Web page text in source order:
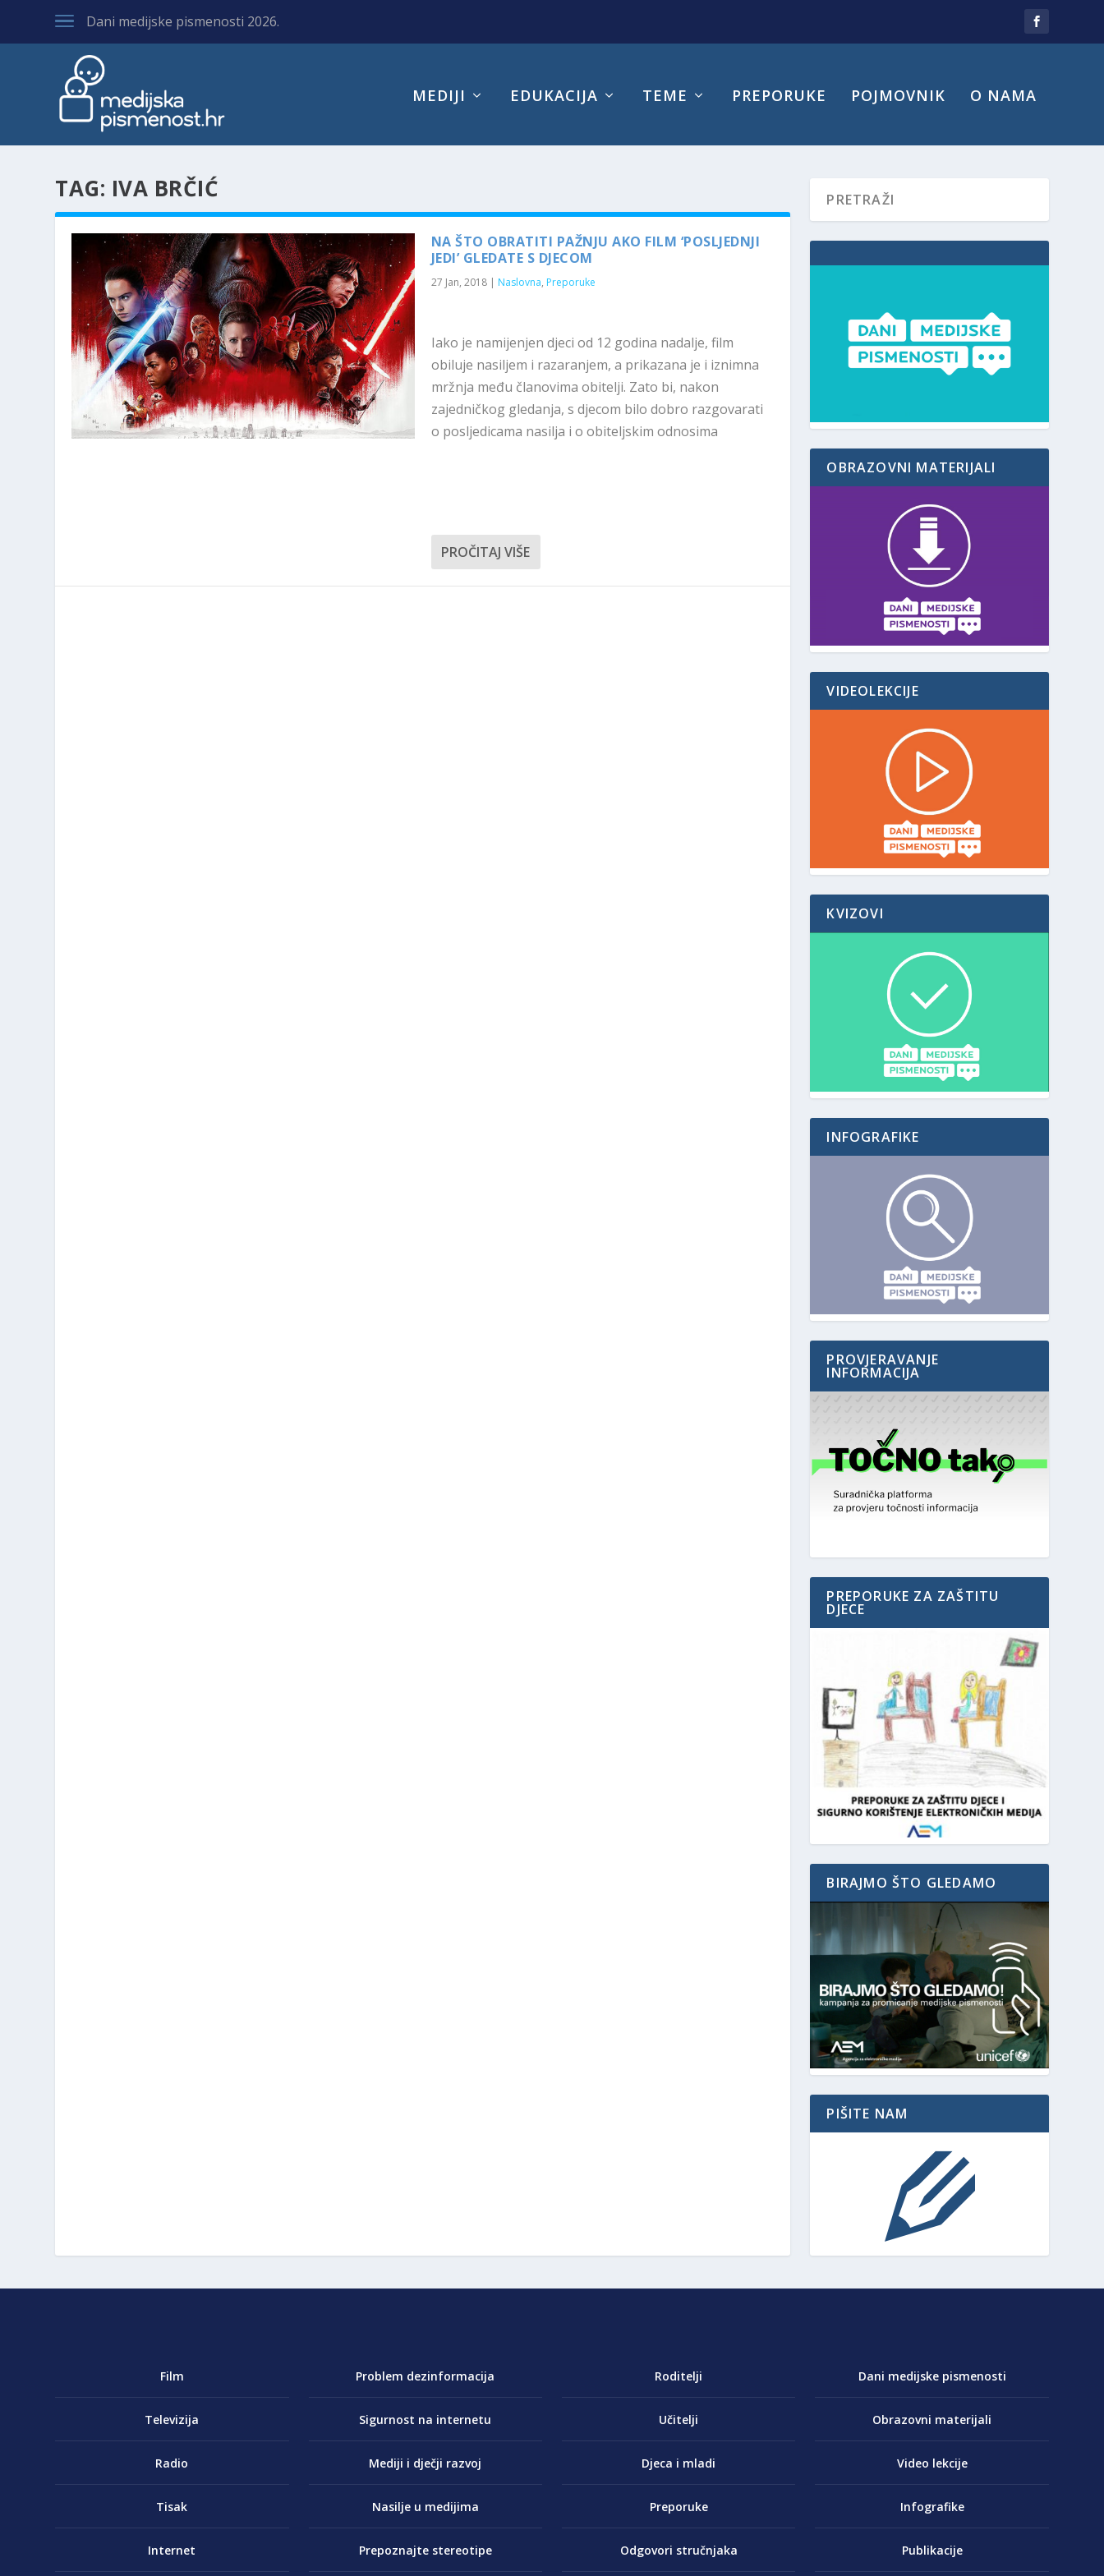
Dani medijske pismenosti 2026.
MEDIJI EDUKACIJA TEME PREPORUKE POJMOVNIK O NAMA
TAG: IVA BRČIĆ
NA ŠTO OBRATITI PAŽNJU AKO FILM ‘POSLJEDNJI
JEDI’ GLEDATE S DJECOM
27 Jan, 2018| Naslovna, Preporuke
Iako je namijenjen djeci od 12 godina nadalje, film
obiluje nasiljem i razaranjem, a prikazana je i iznimna
mržnja među članovima obitelji. Zato bi, nakon
zajedničkog gledanja, s djecom bilo dobro razgovarati
o posljedicama nasilja i o obiteljskim odnosima
PROČITAJ VIŠE
OBRAZOVNI MATERIJALI
VIDEOLEKCIJE
KVIZOVI
INFOGRAFIKE
PROVJERAVANJE
INFORMACIJA
PREPORUKE ZA ZAŠTITU
DJECE
BIRAJMO ŠTO GLEDAMO
PIŠITE NAM
Film
Televizija
Radio
Tisak
Internet
Problem dezinformacija
Sigurnost na internetu
Mediji i dječji razvoj
Nasilje u medijima
Prepoznajte stereotipe
Roditelji
Učitelji
Djeca i mladi
Preporuke
Odgovori stručnjaka
Dani medijske pismenosti
Obrazovni materijali
Video lekcije
Infografike
Publikacije